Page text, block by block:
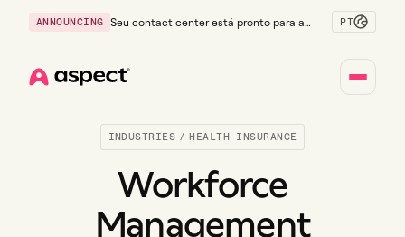
ANNOUNCING
Seu contact center está pronto para a
PT
INDUSTRIES / HEALTH INSURANCE
Workforce
Management